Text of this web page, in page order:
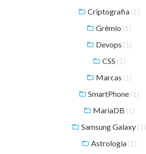
Criptografia (1)
Grêmio (1)
Devops (1)
CSS (1)
Marcas (1)
SmartPhone (1)
MariaDB (1)
Samsung Galaxy (1)
Astrologia (1)